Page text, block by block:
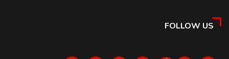
FOLLOW US